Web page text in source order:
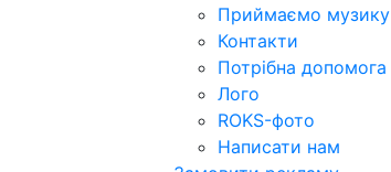
Приймаємо музику
Контакти
Потрібна допомога
Лого
ROKS-фото
Написати нам